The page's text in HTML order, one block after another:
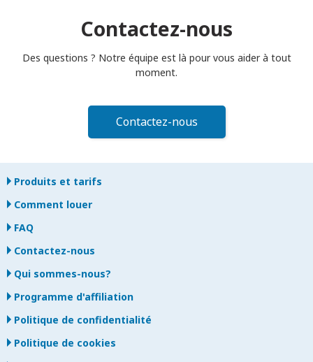
Contactez-nous
Des questions ? Notre équipe est là pour vous aider à tout
moment.
Contactez-nous
Produits et tarifs
Comment louer
FAQ
Contactez-nous
Qui sommes-nous?
Programme d'affiliation
Politique de confidentialité
Politique de cookies